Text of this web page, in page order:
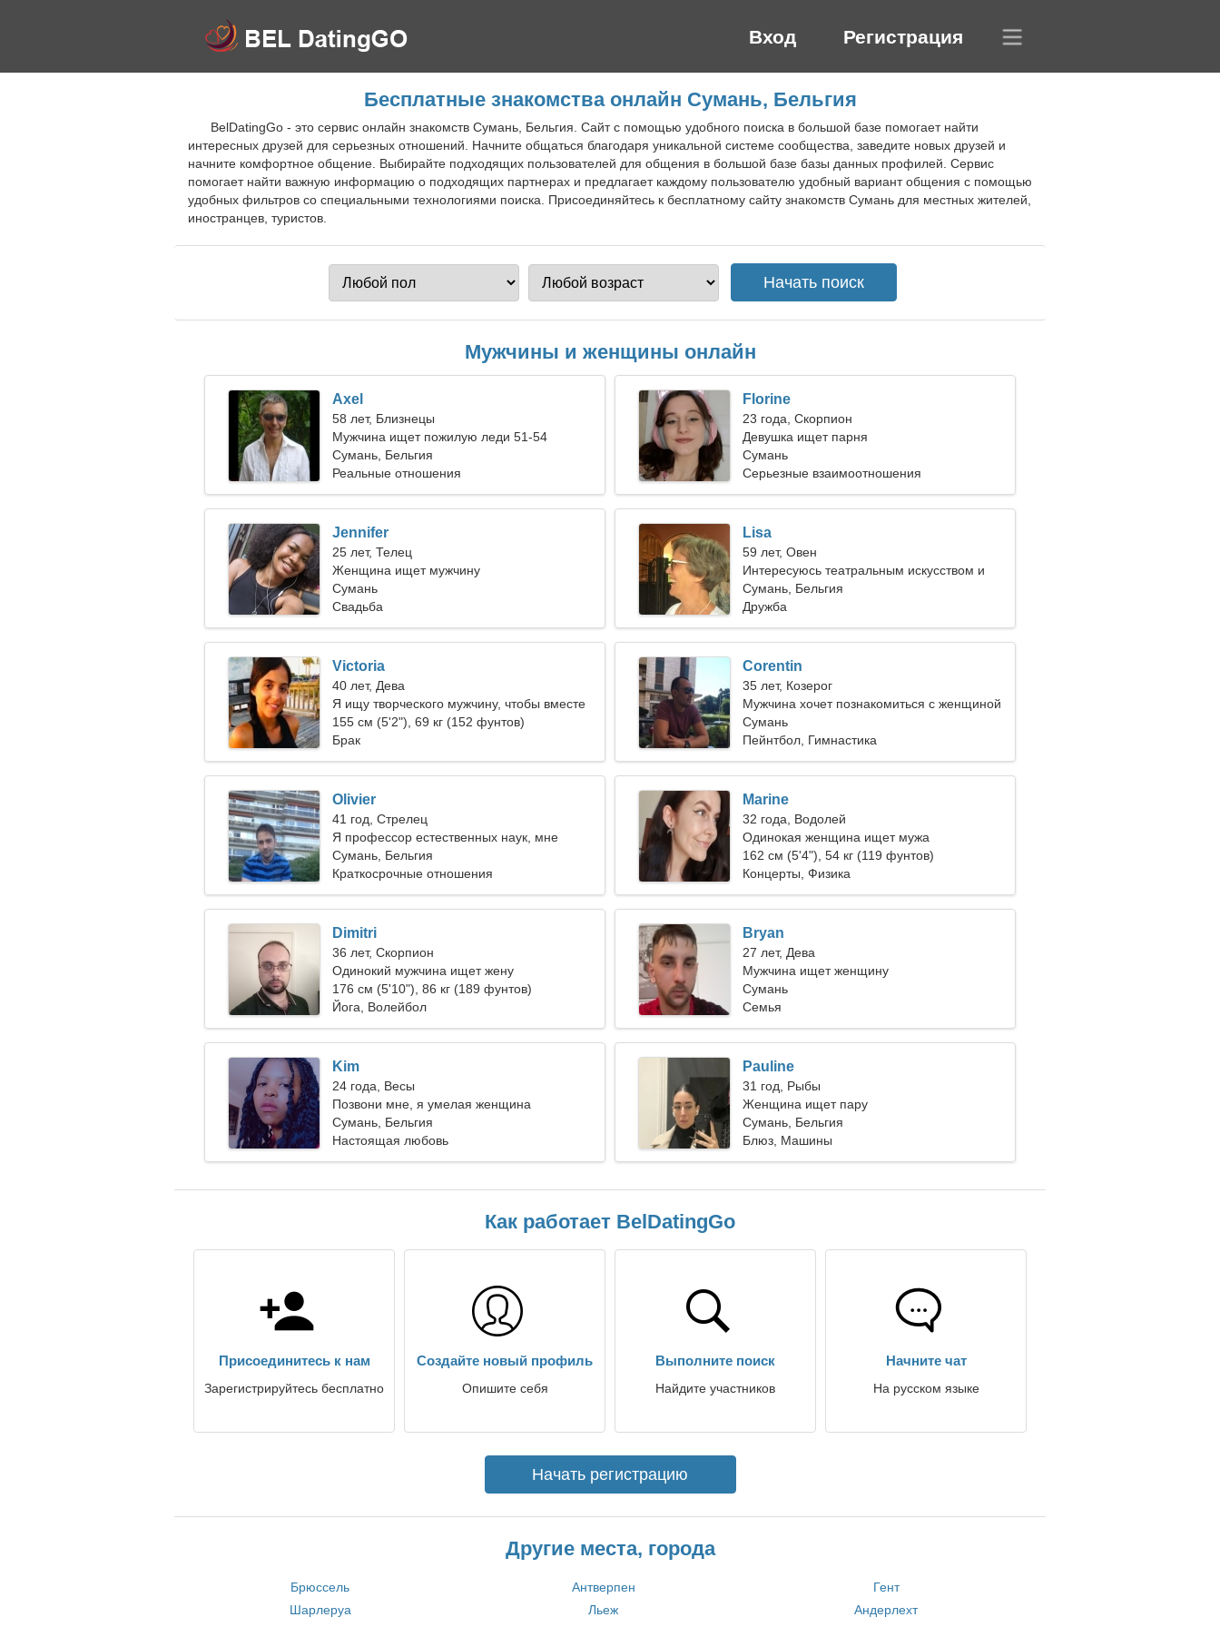
Вход Регистрация
Бесплатные знакомства онлайн Сумань, Бельгия
BelDatingGo - это сервис онлайн знакомств Сумань, Бельгия. Сайт с помощью удобного поиска в большой базе помогает найти
интересных друзей для серьезных отношений. Начните общаться благодаря уникальной системе сообщества, заведите новых друзей и
начните комфортное общение. Выбирайте подходящих пользователей для общения в большой базе базы данных профилей. Сервис
помогает найти важную информацию о подходящих партнерах и предлагает каждому пользователю удобный вариант общения с помощью
удобных фильтров со специальными технологиями поиска. Присоединяйтесь к бесплатному сайту знакомств Сумань для местных жителей,
иностранцев, туристов.
Мужчины и женщины онлайн
Axel
58 лет, Близнецы
Мужчина ищет пожилую леди 51-54
Сумань, Бельгия
Реальные отношения
Florine
23 года, Скорпион
Девушка ищет парня
Сумань
Серьезные взаимоотношения
Jennifer
25 лет, Телец
Женщина ищет мужчину
Сумань
Свадьба
Lisa
59 лет, Овен
Интересуюсь театральным искусством и
путешествиями
Сумань, Бельгия
Дружба
Victoria
40 лет, Дева
Я ищу творческого мужчину, чтобы вместе
кататься на лыжах
155 см (5'2"), 69 кг (152 фунтов)
Брак
Corentin
35 лет, Козерог
Мужчина хочет познакомиться с женщиной
25-33
Сумань
Пейнтбол, Гимнастика
Olivier
41 год, Стрелец
Я профессор естественных наук, мне
нужна горячая женщина
Сумань, Бельгия
Краткосрочные отношения
Marine
32 года, Водолей
Одинокая женщина ищет мужа
162 см (5'4"), 54 кг (119 фунтов)
Концерты, Физика
Dimitri
36 лет, Скорпион
Одинокий мужчина ищет жену
176 см (5'10"), 86 кг (189 фунтов)
Йога, Волейбол
Bryan
27 лет, Дева
Мужчина ищет женщину
Сумань
Семья
Kim
24 года, Весы
Позвони мне, я умелая женщина
Сумань, Бельгия
Настоящая любовь
Pauline
31 год, Рыбы
Женщина ищет пару
Сумань, Бельгия
Блюз, Машины
Как работает BelDatingGo
Присоединитесь к нам
Зарегистрируйтесь бесплатно
Создайте новый профиль
Опишите себя
Выполните поиск
Найдите участников
Начните чат
На русском языке
Начать регистрацию
Другие места, города
Брюссель Антверпен
Гент
Шарлеруа
Льеж
Андерлехт